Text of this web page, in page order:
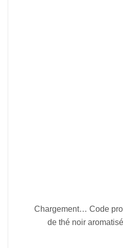
07-
Chargement… Code
de thé noir